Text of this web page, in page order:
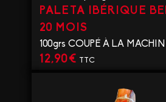
PALETA IBÉRIQUE
20 MOIS
100grs COUPÉ À LA
12,90€ TTC